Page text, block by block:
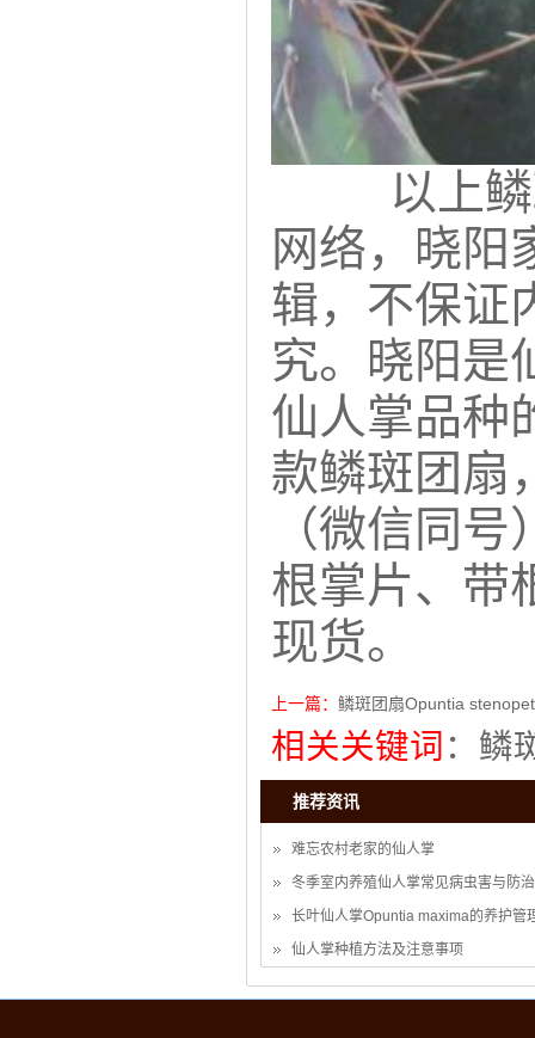
以上
网络，晓阳
辑，不保证
究。晓阳是
仙人掌品种
款鳞斑团扇
（微信同
根掌片、带
现货。
上一篇： 鳞斑团扇Opuntia
相关关键词 ： 鳞
推荐资讯
难忘农村老家的仙人掌
冬季室内养殖仙人掌常见病虫害与防
长叶仙人掌Opuntia maxima的养护管
仙人掌种植方法及注意事项